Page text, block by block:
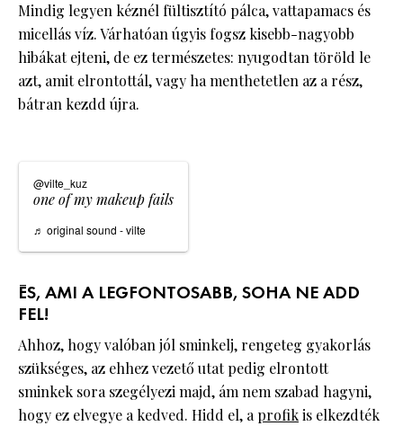
Mindig legyen kéznél fültisztító pálca, vattapamacs és
micellás víz. Várhatóan úgyis fogsz kisebb-nagyobb
hibákat ejteni, de ez természetes: nyugodtan töröld le
azt, amit elrontottál, vagy ha menthetetlen az a rész,
bátran kezdd újra.
@vilte_kuz
one of my makeup fails
♬ original sound - vilte
ÉS, AMI A LEGFONTOSABB, SOHA NE ADD
FEL!
Ahhoz, hogy valóban jól sminkelj, rengeteg gyakorlás
szükséges, az ehhez vezető utat pedig elrontott
sminkek sora szegélyezi majd, ám nem szabad hagyni,
hogy ez elvegye a kedved. Hidd el, aprofikis elkezdték